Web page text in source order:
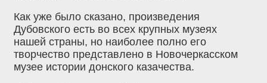
Как уже было сказано, произведения
Дубовского есть во всех крупных музеях
нашей страны, но наиболее полно его
творчество представлено в Новочеркасском
музее истории донского казачества.